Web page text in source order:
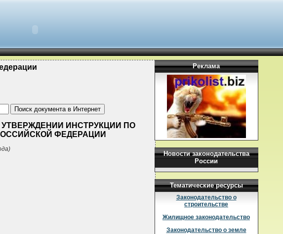
УТВЕРЖДЕНИИ ИНСТРУКЦИИ ПО
ФЕДЕРАЦИИ
Реклама
Новости законодательства
России
Тематические ресурсы
Законодательство о
строительстве
Жилищное законодательство
Законодательство о земле